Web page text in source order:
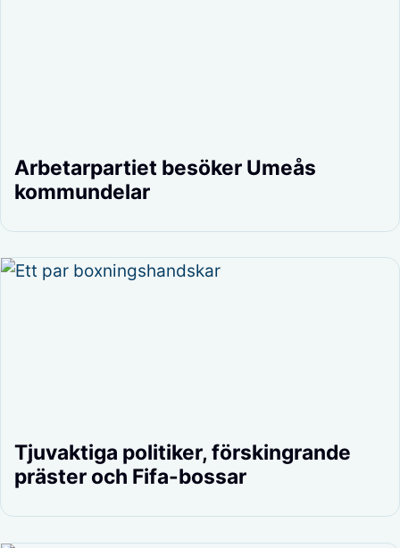
Arbetarpartiet besöker Umeås
kommundelar
Tjuvaktiga politiker, förskingrande
präster och Fifa-bossar